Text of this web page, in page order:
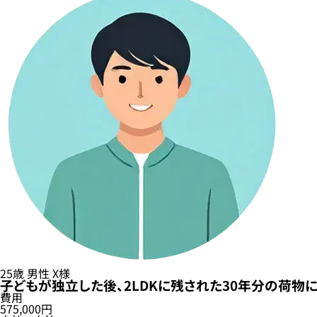
25歳 男性 X様
子どもが独立した後、2LDKに残された30年分の荷物
費用
575,000円